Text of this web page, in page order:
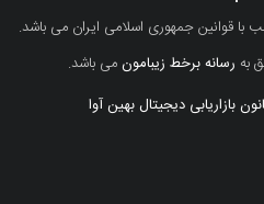
با قوانین جمهوری اسلامی ایران می باشد.
به رسانه برخط زیبامونمی باشد.
بازاریابی دیجیتال بهین آوا